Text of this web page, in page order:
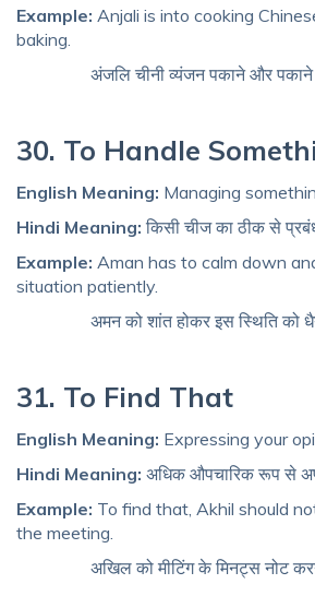
Example: Anjali is into cooking
baking.
अंजलि चीनी व्यंजन पकाने और पकाने
30. To Handle
English Meaning: Managing
Hindi Meaning: किसी चीज का ठीक से
Example: Aman has to calm down
situation patiently.
अमन को शांत होकर इस स्थिति को धैर्य
31. To Find That
English Meaning: Expressing your
Hindi Meaning: अधिक औपचारिक रूप से
Example: To find that, Akhil should
the meeting.
अखिल को मीटिंग के मिनट्स नोट